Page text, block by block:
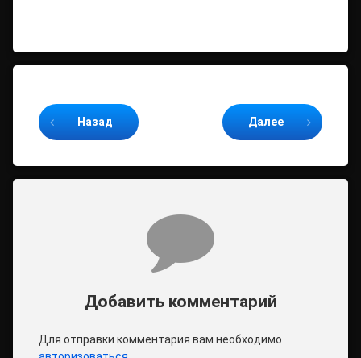
Назад Далее
Добавить комментарий
Для отправки комментария вам необходимо